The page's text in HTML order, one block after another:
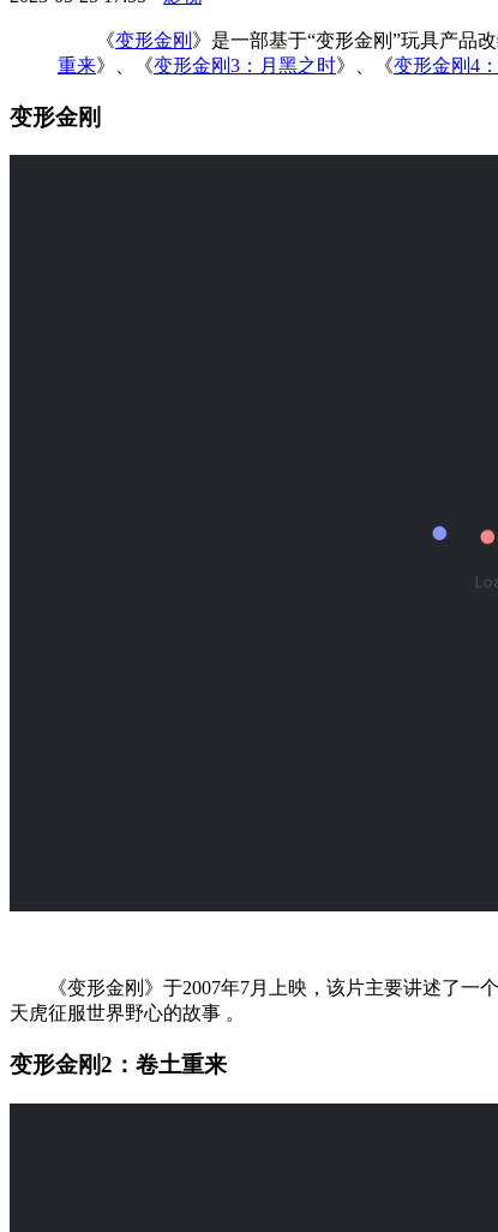
《变形金刚 》是一部基于“变形金刚”玩具产品
重来》、《变形金刚3：月黑之时》、《变形金刚4
变形金刚
《变形金刚》于2007年7月上映，该片主要讲述了一个
天虎征服世界野心的故事 。
变形金刚2：卷土重来